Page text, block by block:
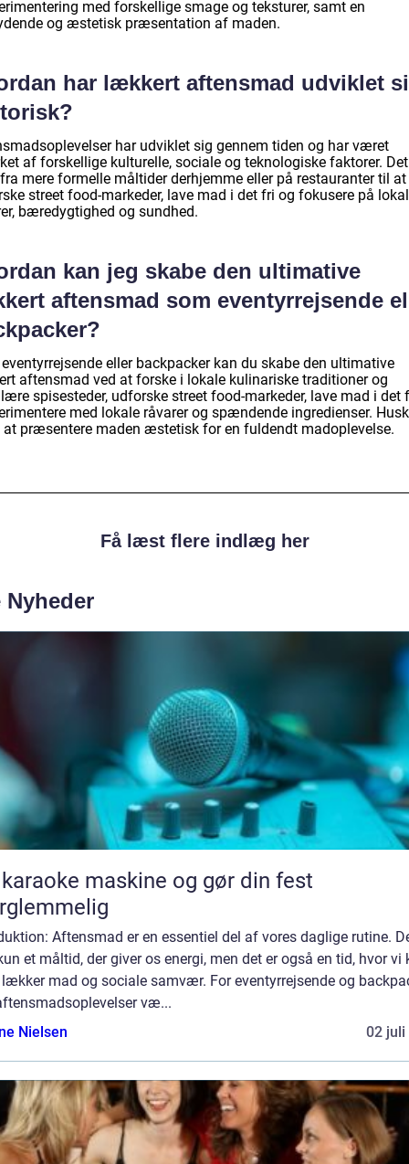
med forskellige smage og teksturer, samt en
og æstetisk præsentation af maden.
har lækkert aftensmad udviklet
har udviklet sig gennem tiden og har været
af forskellige kulturelle, sociale og teknologiske faktorer.
mere formelle måltider derhjemme eller på restauranter til at
street food-markeder, lave mad i det fri og fokusere på
bæredygtighed og sundhed.
kan jeg skabe den ultimative
aftensmad som eventyrrejsende
eller backpacker kan du skabe den ultimative
aftensmad ved at forske i lokale kulinariske traditioner og
spisesteder, udforske street food-markeder, lave mad i det
med lokale råvarer og spændende ingredienser. Husk
at præsentere maden æstetisk for en fuldendt madoplevelse.
Få læst flere indlæg her
Nyheder
maskine og gør din fest
Aftensmad er en essentiel del af vores daglige rutine.
et måltid, der giver os energi, men det er også en tid, hvor vi
mad og sociale samvær. For eventyrrejsende og
væ...
Nielsen
02 juli